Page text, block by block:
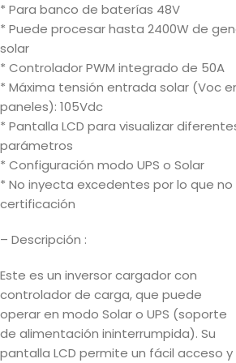
* Para banco de baterías 48V
* Puede procesar hasta 2400W de
solar
* Controlador PWM integrado de 50A
* Máxima tensión entrada solar (Voc
paneles): 105Vdc
* Pantalla LCD para visualizar
parámetros
* Configuración modo UPS o Solar
* No inyecta excedentes por lo que no
certificación
– Descripción :
Este es un inversor cargador con
controlador de carga, que puede
operar en modo Solar o UPS (soporte
de alimentación ininterrumpida). Su
pantalla LCD permite un fácil acceso y